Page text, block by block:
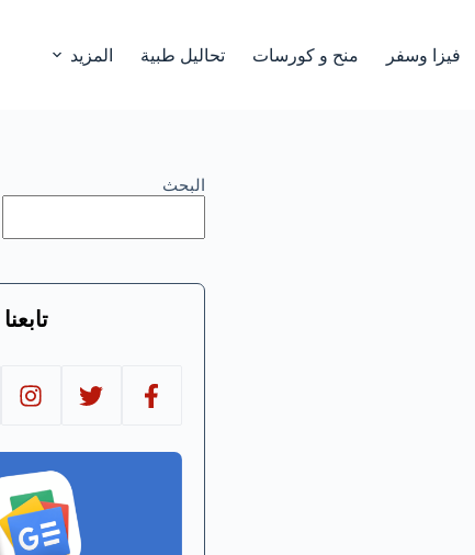
فيزا وسفر منح و كورسات تحاليل طبية المزيد
البحث
تابعنا